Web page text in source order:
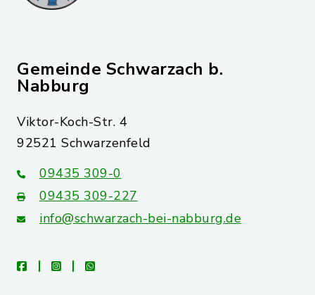
Gemeinde Schwarzach b.
Nabburg
Viktor-Koch-Str. 4
92521 Schwarzenfeld
09435 309-0
09435 309-227
info@schwarzach-bei-nabburg.de
facebookinstagramwhatsapp